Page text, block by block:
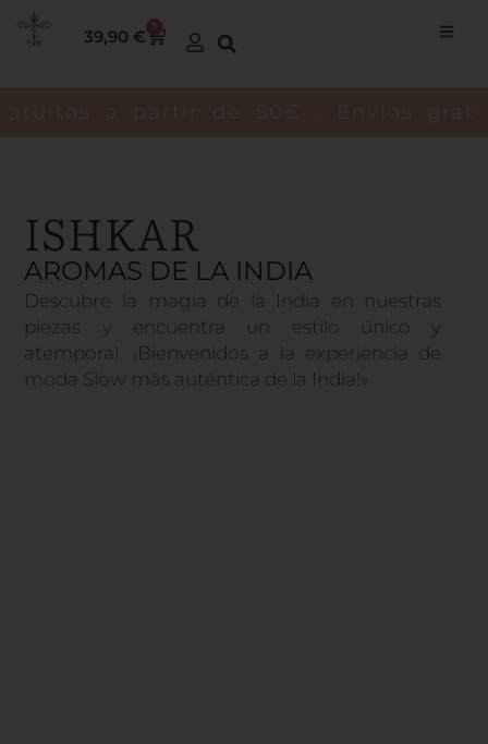
39,90 € 1
Carrito
ISHKAR
AROMAS DE LA INDIA
Descubre la magia de la India en nuestras
piezas y encuentra un estilo único y
atemporal. ¡Bienvenidos a la experiencia de
moda Slow más auténtica de la India!»